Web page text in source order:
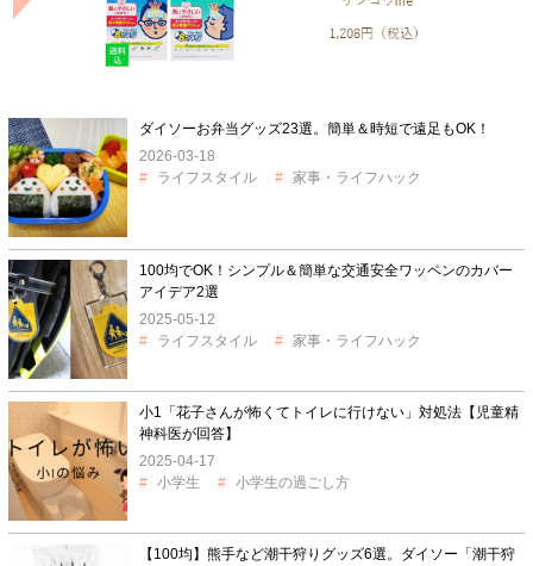
ダイソーお弁当グッズ23選。簡単＆時短で遠足もOK！
2026-03-18
ライフスタイル
家事・ライフハック
100均でOK！シンプル＆簡単な交通安全ワッペンのカバー
アイデア2選
2025-05-12
ライフスタイル
家事・ライフハック
小1「花子さんが怖くてトイレに行けない」対処法【児童精
神科医が回答】
2025-04-17
小学生
小学生の過ごし方
【100均】熊手など潮干狩りグッズ6選。ダイソー「潮干狩